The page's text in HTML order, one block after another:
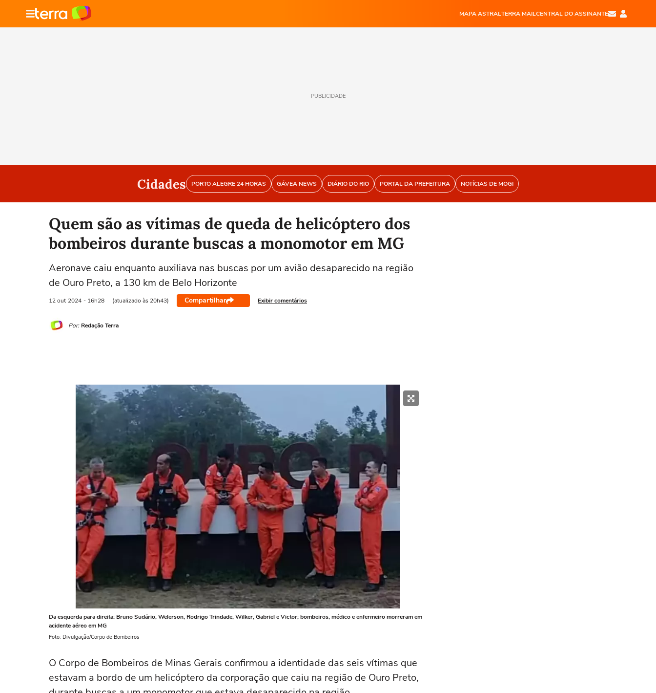
MAPA ASTRALTERRA MAILCENTRAL DO ASSINANTE
PUBLICIDADE
Cidades PORTO ALEGRE 24 HORAS GÁVEA NEWS DIÁRIO DO RIO PORTAL DA PREFEITURA NOTÍCIAS DE MOGI
Quem são as vítimas de queda de helicóptero dos
bombeiros durante buscas a monomotor em MG
Aeronave caiu enquanto auxiliava nas buscas por um avião desaparecido na região
de Ouro Preto, a 130 km de Belo Horizonte
12 out 2024 - 16h28 (atualizado às 20h43) Compartilhar Exibir comentários
Por: Redação Terra
Da esquerda para direita: Bruno Sudário, Welerson, Rodrigo Trindade, Wilker, Gabriel e Victor; bombeiros, médico e enfermeiro morreram em
acidente aéreo em MG
Foto: Divulgação/Corpo de Bombeiros
O Corpo de Bombeiros de Minas Gerais confirmou a identidade das seis vítimas que
estavam a bordo de um helicóptero da corporação que caiu na região de Ouro Preto,